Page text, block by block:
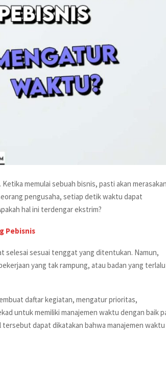
memulai sebuah bisnis, pasti akan merasakan
pengusaha, setiap detik waktu dapat
hal ini terdengar ekstrim?
Pebisnis
selesai sesuai tenggat yang ditentukan. Namun,
yang tak rampung, atau badan yang terlalu
daftar kegiatan, mengatur prioritas,
untuk memiliki manajemen waktu dengan baik
tersebut dapat dikatakan bahwa manajemen waktu